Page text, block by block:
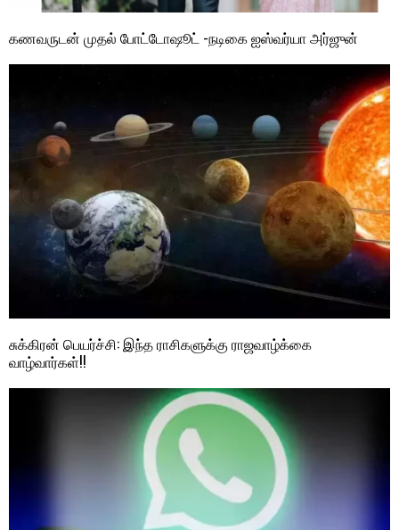
கணவருடன் முதல் போட்டோஷூட் -நடிகை ஐஸ்வர்யா அர்ஜுன்
சுக்கிரன் பெயர்ச்சி: இந்த ராசிகளுக்கு ராஜவாழ்க்கை
வாழ்வார்கள்!!